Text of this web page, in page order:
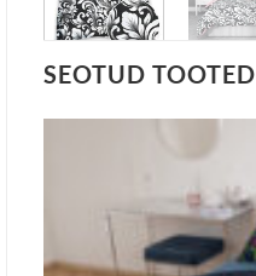
SEOTUD TOOTED